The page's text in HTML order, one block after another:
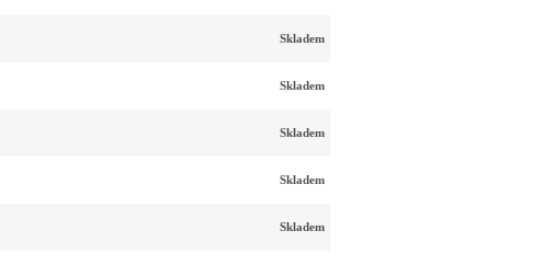
Skladem
Skladem
Skladem
Skladem
Skladem